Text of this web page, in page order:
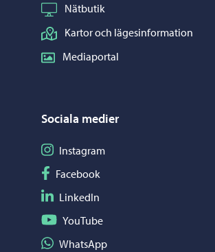
Nätbutik
Kartor och lägesinformation
Mediaportal
Sociala medier
Följ på Instagram
Instagram
Följ på Facebook
Facebook
Följ på LinkedIn
LinkedIn
Följ på YouTube
YouTube
Dela på WhatsApp
WhatsApp